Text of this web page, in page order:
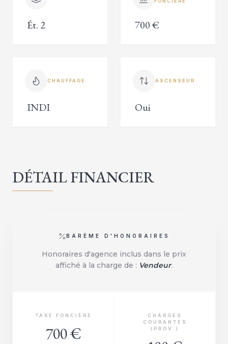
Ét. 2 700 €
CHAUFFAGE
INDI
ASCENSEUR
Oui
DÉTAIL FINANCIER
BARÈME D'HONORAIRES
Honoraires d'agence inclus dans le prix
affiché à la charge de : Vendeur.
TAXE FONCIÈRE
700 €
CHARGES
COURANTES
(PROV.)